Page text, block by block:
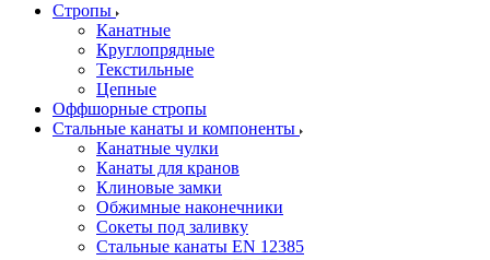
Стропы
Канатные
Круглопрядные
Текстильные
Цепные
Оффшорные стропы
Стальные канаты и компоненты
Канатные чулки
Канаты для кранов
Клиновые замки
Обжимные наконечники
Сокеты под заливку
Стальные канаты EN 12385